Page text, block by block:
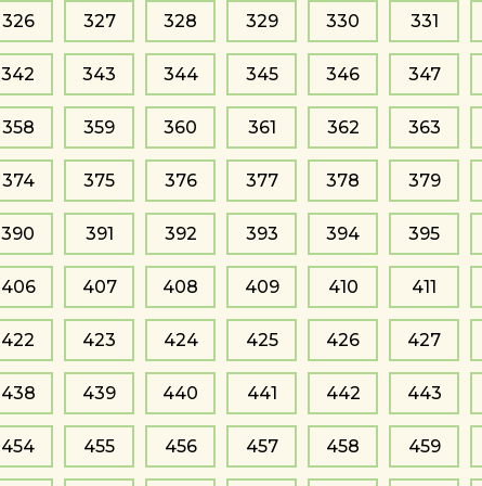
326 327 328 329 330 331
342 343 344 345 346 347
358 359 360 361 362 363
374 375 376 377 378 379
390 391 392 393 394 395
406 407 408 409 410 411
422 423 424 425 426 427
438 439 440 441 442 443
454 455 456 457 458 459